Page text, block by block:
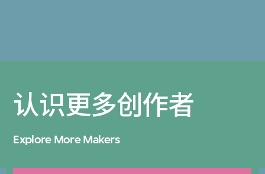
认识更多创作者
Explore More Makers